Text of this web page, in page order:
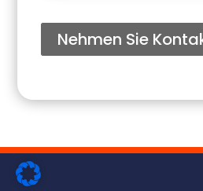
Nehmen Sie